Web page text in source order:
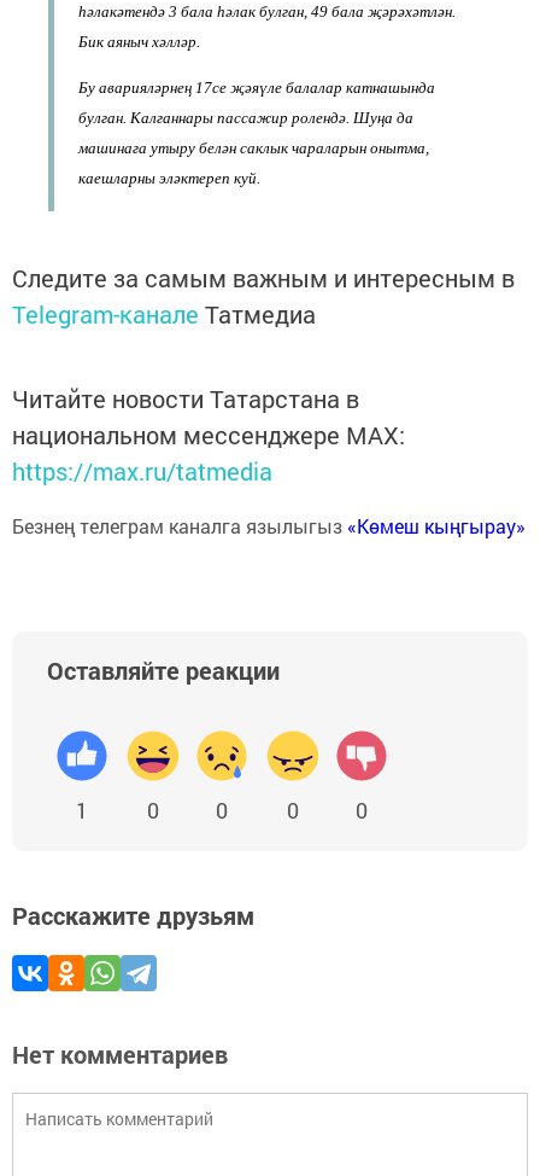
һәлакәтендә 3 бала һәлак булган, 49 бала җәрәхәтлән.
Бик аяныч хәлләр.
Бу аварияләрнең 17се җәяүле балалар катнашында
булган. Калганнары пассажир ролендә. Шуңа да
машинага утыру белән саклык чараларын онытма,
каешларны эләктереп куй.
Следите за самым важным и интересным в
Telegram-канале Татмедиа
Читайте новости Татарстана в
национальном мессенджере MАХ:
https://max.ru/tatmedia
Безнең телеграм каналга язылыгыз «Көмеш кыңгырау»
Оставляйте реакции
1 0 0 0 0
Расскажите друзьям
Нет комментариев